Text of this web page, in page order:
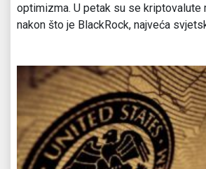
optimizma. U petak su se kriptovalute
nakon što je BlackRock, najveća